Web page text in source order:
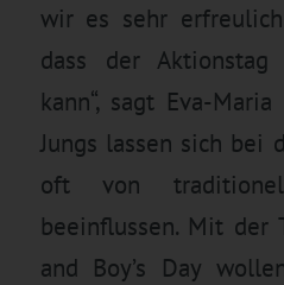
wir es sehr
dass der
kann“, sagt Eva-
Jungs lassen sich bei
oft von
beeinflussen. Mit der
and Boy’s Day